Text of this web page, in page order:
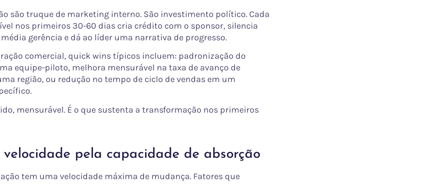
são truque de marketing interno. São investimento político. Cada
nos primeiros 30-60 dias cria crédito com o sponsor, silencia
gerência e dá ao líder uma narrativa de progresso.
comercial, quick wins típicos incluem: padronização do
equipe-piloto, melhora mensurável na taxa de avanço de
região, ou redução no tempo de ciclo de vendas em um
mensurável. É o que sustenta a transformação nos primeiros
pela capacidade de absorção
tem uma velocidade máxima de mudança. Fatores que